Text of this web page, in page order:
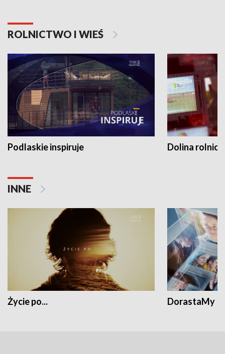
ROLNICTWO I WIEŚ
Podlaskie inspiruje Dolina
INNE
Życie po... DorastaMy